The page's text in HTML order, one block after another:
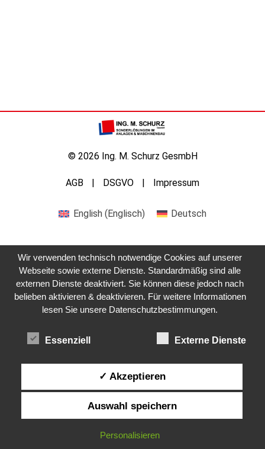
© 2026 Ing. M. Schurz GesmbH
AGB DSGVO Impressum
English(Englisch) Deutsch
Wir verwenden technisch notwendige Cookies auf unserer
Webseite sowie externe Dienste. Standardmäßig sind alle
externen Dienste deaktiviert. Sie können diese jedoch nach
belieben aktivieren & deaktivieren. Für weitere Informationen
lesen Sie unsere Datenschutzbestimmungen.
Essenziell Externe Dienste
✓ Akzeptieren
Auswahl speichern
Personalisieren